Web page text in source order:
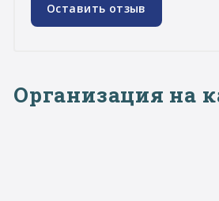
Оставить отзыв
Организация на